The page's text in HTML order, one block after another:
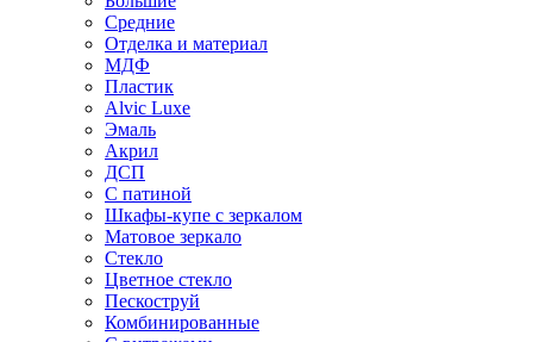
Средние
Отделка и материал
МДФ
Пластик
Alvic Luxe
Эмаль
Акрил
ДСП
С патиной
Шкафы-купе с зеркалом
Матовое зеркало
Стекло
Цветное стекло
Пескоструй
Комбинированные